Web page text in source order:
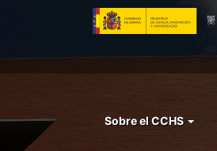
principal
Menu
Sobre el CCHS